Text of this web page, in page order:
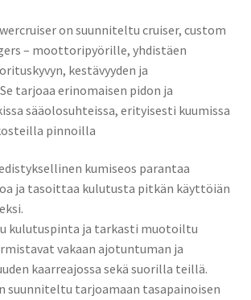
on suunniteltu cruiser, custom
– moottoripyörille, yhdistäen
kestävyyden ja
tarjoaa erinomaisen pidon ja
sääolosuhteissa, erityisesti kuumissa
pinnoilla
kumiseos parantaa
ja tasoittaa kulutusta pitkän käyttöiän
kulutuspinta ja tarkasti muotoiltu
vakaan ajotuntuman ja
kaarreajossa sekä suorilla teillä.
suunniteltu tarjoamaan tasapainoisen